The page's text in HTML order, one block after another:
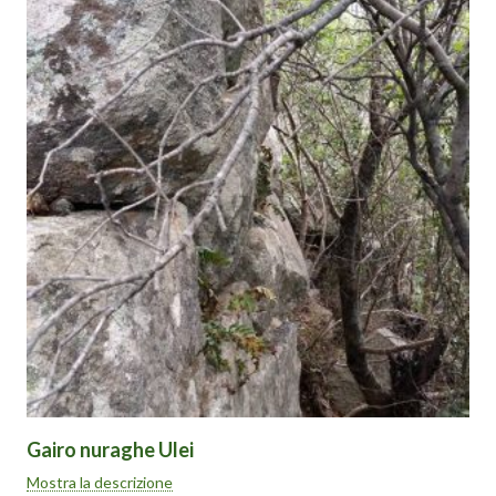
Intatte sono le mura esterne (7-8 mt) sul lato ovest che,
unitamente all’elevato numero di torri ed all’enorme volume delle
rovine, lasciano intuire una struttura che originariamente
doveva essere mastodontica.
Oggi rimane parzialmente intatta solo una delle torri, immersa
comunque nella fitta vegetazione e quindi difficilmente
raggiungibile e fotografabile.
Come arrivarci: arrivando dalla nuova SS125, uscire per Cardedu
e seguire, lungo la vecchia SS125, le indicazioni per Gairo. Dopo
l’incrocio, e prima di cominciare l’irta salita, proseguire per 2 km
circa: il complesso è situato in una piccola altura sulla destra. La
necessità di attraversare terreni privati e la fitta vegetazione
(non c’è sentiero) nella parte alta del piccolo rilievo, lo rendono
comunque difficilmente raggiungibile.
Dall’Ogliastra,
Mauro
Gairo nuraghe Ulei
Il complesso archeologico di Ulei si trova nel territorio comunale
di Gairo (NU), al confine con quello di Lanusei.
Mostra la descrizione